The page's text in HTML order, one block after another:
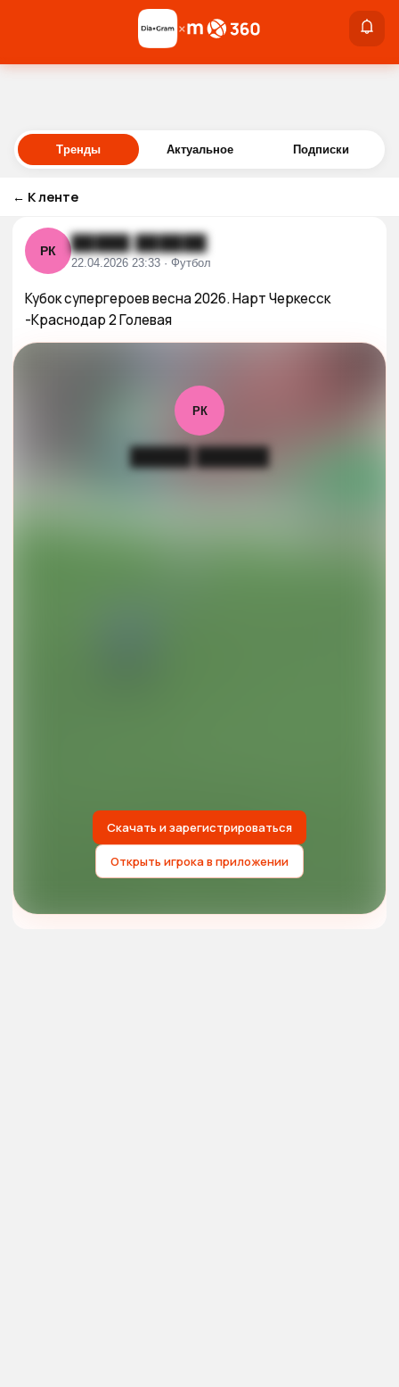
Войти
×
Тренды Актуальное Подписки
← К ленте
РК █████ ██████
22.04.2026 23:33 · Футбол
Кубок супергероев весна 2026. Нарт Черкесск
-Краснодар 2 Голевая
РК
█████ ██████
Скачать и зарегистрироваться
Открыть игрока в приложении